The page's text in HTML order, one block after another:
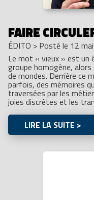
FAIRE
ÉDITO > Posté le 12
Le mot « vieux » est un
groupe homogène, alors
de mondes. Derrière ce
parfois, des mémoires
traversées par les
joies discrètes et les
LIRE LA SUITE >